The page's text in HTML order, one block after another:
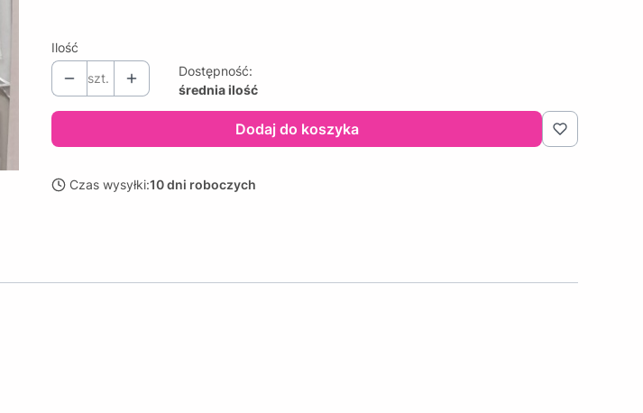
Ilość
szt.
Dostępność:
średnia ilość
Dodaj do koszyka
Czas wysyłki:10 dni roboczych